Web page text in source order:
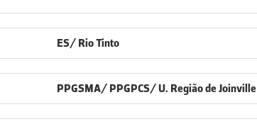
ES/ Rio Tinto
PPGSMA/ PPGPCS/ U. Região de Joinville